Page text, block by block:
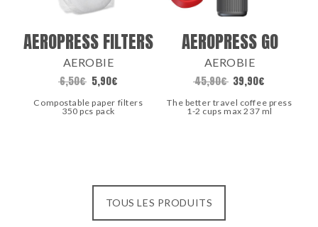
AEROPRESS FILTERS
AEROBIE
6,50€ 5,90€
Compostable paper filters
350 pcs pack
AEROPRESS GO
AEROBIE
45,90€ 39,90€
The better travel coffee press
1-2 cups max 237 ml
TOUS LES PRODUITS